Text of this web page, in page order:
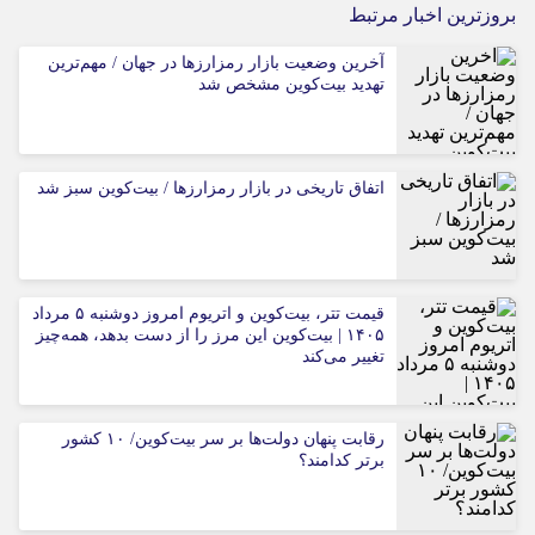
بروزترین اخبار مرتبط
آخرین وضعیت بازار رمزارزها در جهان / مهم‌ترین
تهدید بیت‌کوین مشخص شد
اتفاق تاریخی در بازار رمزارزها / بیت‌کوین سبز شد
قیمت تتر، بیت‌کوین و اتریوم امروز دوشنبه ۵ مرداد
۱۴۰۵ | بیت‌کوین این مرز را از دست بدهد، همه‌چیز
تغییر می‌کند
رقابت پنهان دولت‌ها بر سر بیت‌کوین/ ۱۰ کشور
برتر کدامند؟